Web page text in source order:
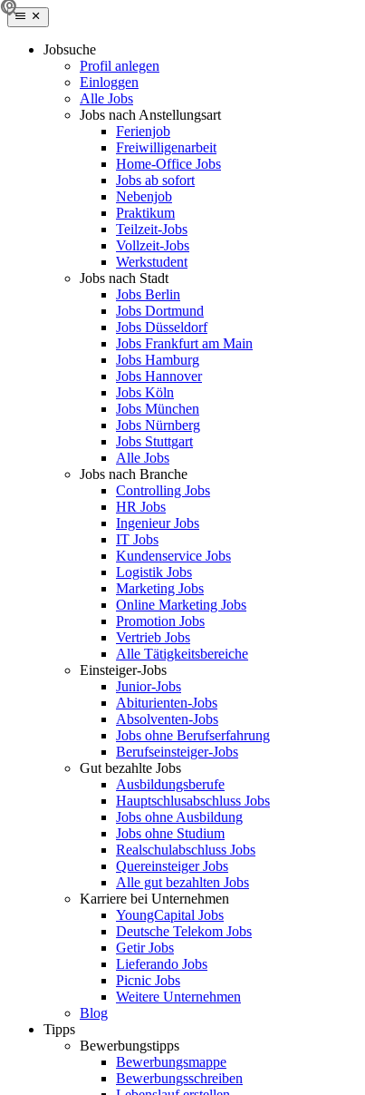
Jobsuche
Profil anlegen
Einloggen
Alle Jobs
Jobs nach Anstellungsart
Ferienjob
Freiwilligenarbeit
Home-Office Jobs
Jobs ab sofort
Nebenjob
Praktikum
Teilzeit-Jobs
Vollzeit-Jobs
Werkstudent
Jobs nach Stadt
Jobs Berlin
Jobs Dortmund
Jobs Düsseldorf
Jobs Frankfurt am Main
Jobs Hamburg
Jobs Hannover
Jobs Köln
Jobs München
Jobs Nürnberg
Jobs Stuttgart
Alle Jobs
Jobs nach Branche
Controlling Jobs
HR Jobs
Ingenieur Jobs
IT Jobs
Kundenservice Jobs
Logistik Jobs
Marketing Jobs
Online Marketing Jobs
Promotion Jobs
Vertrieb Jobs
Alle Tätigkeitsbereiche
Einsteiger-Jobs
Junior-Jobs
Abiturienten-Jobs
Absolventen-Jobs
Jobs ohne Berufserfahrung
Berufseinsteiger-Jobs
Gut bezahlte Jobs
Ausbildungsberufe
Hauptschlusabschluss Jobs
Jobs ohne Ausbildung
Jobs ohne Studium
Realschulabschluss Jobs
Quereinsteiger Jobs
Alle gut bezahlten Jobs
Karriere bei Unternehmen
YoungCapital Jobs
Deutsche Telekom Jobs
Getir Jobs
Lieferando Jobs
Picnic Jobs
Weitere Unternehmen
Blog
Tipps
Bewerbungstipps
Bewerbungsmappe
Bewerbungsschreiben